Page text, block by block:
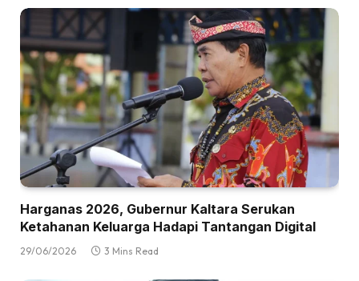
Harganas 2026, Gubernur Kaltara Serukan
Ketahanan Keluarga Hadapi Tantangan Digital
29/06/2026 3 Mins Read